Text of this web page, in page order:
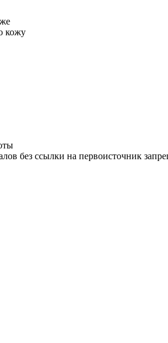
кожу
без ссылки на первоисточник